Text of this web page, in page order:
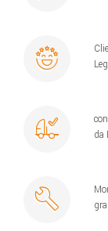
da